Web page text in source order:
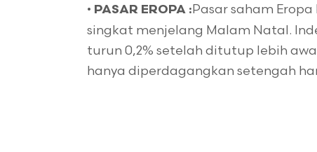
• PASAR EROPA : Pasar saham
singkat menjelang Malam Natal.
turun 0,2% setelah ditutup lebih
hanya diperdagangkan setengah